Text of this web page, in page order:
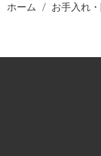
ホーム お手入れ